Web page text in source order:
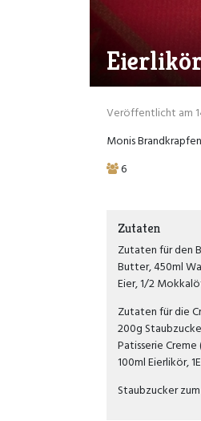
Veröffentlicht am
Monis
6
Zutaten
Zutaten für den
Butter, 450ml
Eier, 1/2
Zutaten für die
200g
Patisserie
100ml Eierlikör,
Staubzucker